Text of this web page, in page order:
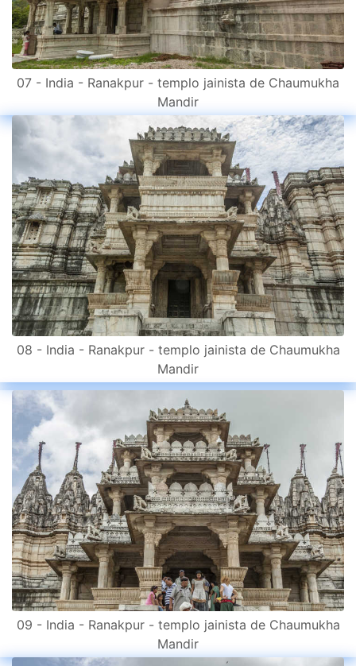
07 - India - Ranakpur - templo jainista de Chaumukha
Mandir
08 - India - Ranakpur - templo jainista de Chaumukha
Mandir
09 - India - Ranakpur - templo jainista de Chaumukha
Mandir